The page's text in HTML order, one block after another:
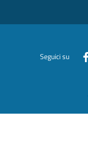
Seguici su